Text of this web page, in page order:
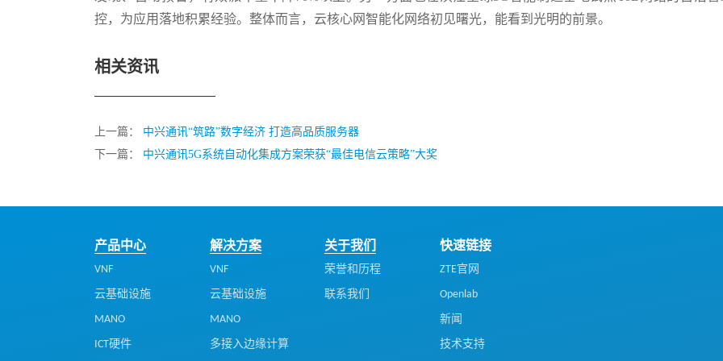
控，为应用落地积累经验。整体而言，云核心网智能化网络初见曙光，能看到光明的前景。
相关资讯
上一篇： 中兴通讯“筑路”数字经济 打造高品质服务器
下一篇： 中兴通讯5G系统自动化集成方案荣获“最佳电信云策略”大奖
产品中心
VNF
云基础设施
MANO
ICT硬件
解决方案
VNF
云基础设施
MANO
多接入边缘计算
关于我们
荣誉和历程
联系我们
快速链接
ZTE官网
Openlab
新闻
技术支持